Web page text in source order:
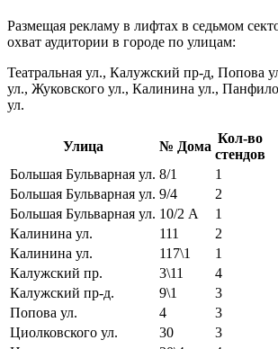
Размещая рекламу в лифтах в седьмом
охват аудитории в городе по улицам:
Театральная ул., Калужский пр-д, Попова
ул., Жуковского ул., Калинина ул.,
ул.
Улица № Дома
Кол-во
стендов
Большая Бульварная ул. 8/1
1
Большая Бульварная ул. 9/4
2
Большая Бульварная ул. 10/2 А
1
Калинина ул.
111
2
Калинина ул.
117\1
1
Калужский пр.
3\11
4
Калужский пр-д.
9\1
3
Попова ул.
4
3
Циолковского ул.
30
3